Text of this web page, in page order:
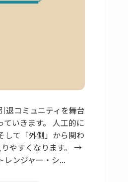
退コミュニティを舞台
いきます。 人工的に
して「外側」から関わ
やすくなります。 →
ンジャー・シ...